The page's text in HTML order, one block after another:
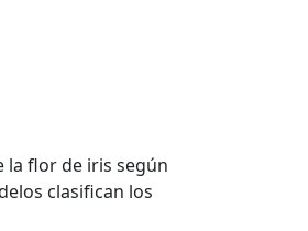
la flor de iris según
clasifican los